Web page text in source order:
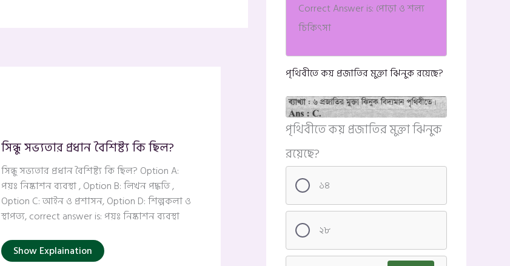
সিন্ধু সভ্যতার প্রধান বৈশিষ্ট্য কি ছিল?
সিন্ধু সভ্যতার প্রধান বৈশিষ্ট্য কি ছিল? Option A:
পয়ঃ নিষ্কাশন ব্যবস্থা , Option B: লিখন পদ্ধতি ,
Option C: আইন ও প্রশাসন, Option D: শিল্পকলা ও
স্থাপত্য, correct answer is: পয়ঃ নিষ্কাশন ব্যবস্থা
Show Explaination
Correct Answer is: পোড়া ও শল্য
চিকিৎসা
পৃথিবীতে কয় প্রজাতির মুক্তা ঝিনুক রয়েছে?
পৃথিবীতে কয় প্রজাতির মুক্তা ঝিনুক
রয়েছে?
১৪
২৮